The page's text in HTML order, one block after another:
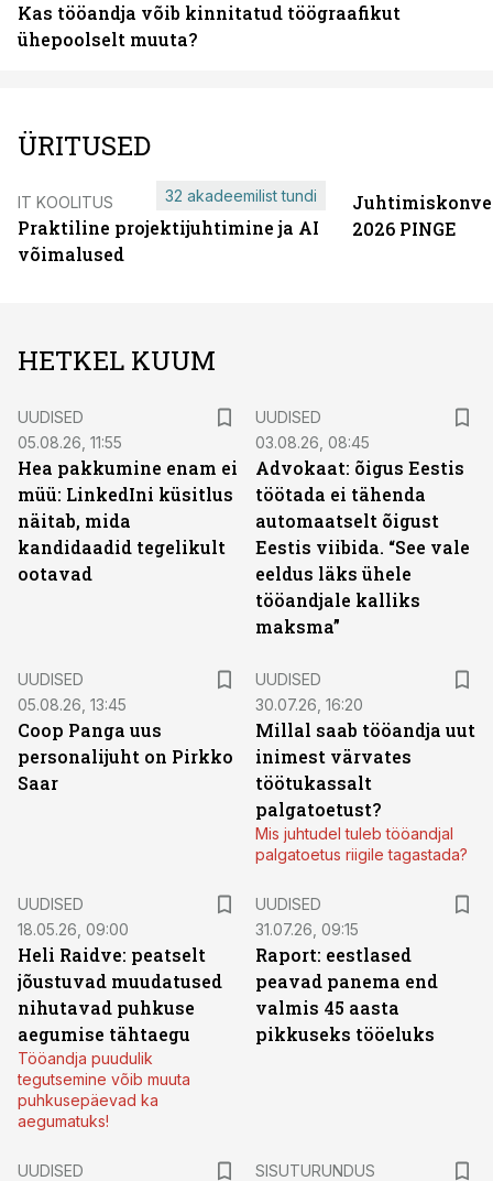
Kas tööandja võib kinnitatud töögraafikut
ühepoolselt muuta?
ÜRITUSED
IT KOOLITUS
Praktiline projektijuhtimine ja AI
võimalused
32 akadeemilist tundi
2026 PINGE
HETKEL KUUM
UUDISED
05.08.26, 11:55
Hea pakkumine enam ei
müü: LinkedIni küsitlus
näitab, mida
kandidaadid tegelikult
ootavad
UUDISED
03.08.26, 08:45
Advokaat: õigus Eestis
töötada ei tähenda
automaatselt õigust
Eestis viibida. “See vale
eeldus läks ühele
tööandjale kalliks
maksma”
UUDISED
05.08.26, 13:45
Coop Panga uus
personalijuht on Pirkko
Saar
UUDISED
30.07.26, 16:20
Millal saab tööandja uut
inimest värvates
töötukassalt
palgatoetust?
Mis juhtudel tuleb tööandjal
palgatoetus riigile tagastada?
UUDISED
18.05.26, 09:00
Heli Raidve: peatselt
jõustuvad muudatused
nihutavad puhkuse
aegumise tähtaegu
Tööandja puudulik
tegutsemine võib muuta
puhkusepäevad ka
aegumatuks!
UUDISED
31.07.26, 09:15
Raport: eestlased
peavad panema end
valmis 45 aasta
pikkuseks tööeluks
UUDISED
SISUTURUNDUS